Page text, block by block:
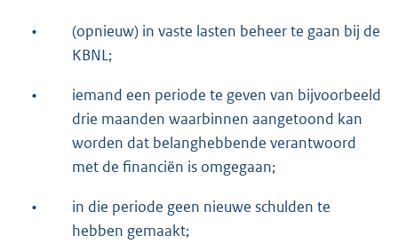
•
(opnieuw) in vaste lasten beheer te gaan bij de
KBNL;
•
iemand een periode te geven van bijvoorbeeld
drie maanden waarbinnen aangetoond kan
worden dat belanghebbende verantwoord
met de financiën is omgegaan;
•
in die periode geen nieuwe schulden te
hebben gemaakt;